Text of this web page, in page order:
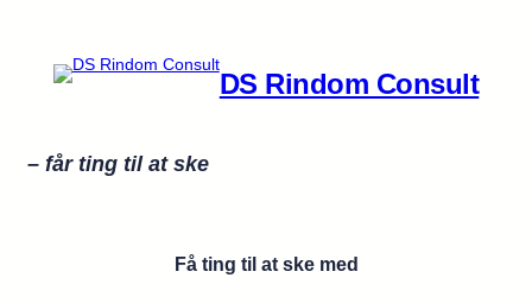
indhold
DS Rindom Consult
– får ting til at ske
Få ting til at ske med